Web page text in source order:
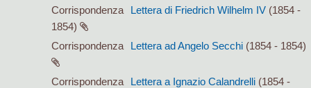
Corrispondenza
Lettera di Friedrich Wilhelm IV (1854 -
1854)
Corrispondenza
Lettera ad Angelo Secchi (1854 - 1854)
Corrispondenza Lettera a Ignazio Calandrelli (1854 -